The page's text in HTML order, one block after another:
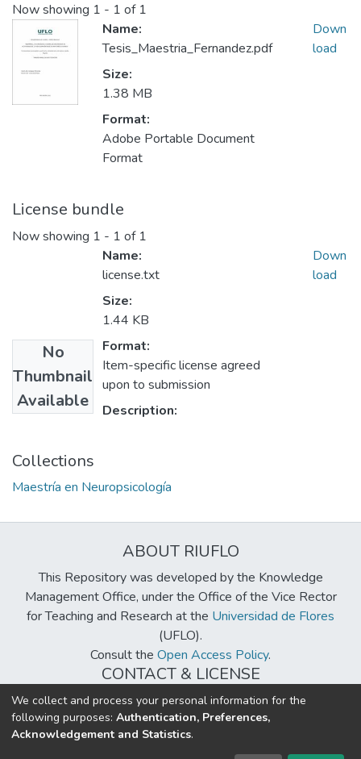
Now showing 1 - 1 of 1
Name:
Tesis_Maestria_Fernandez.pdf
Size:
1.38 MB
Format:
Adobe Portable Document
Format
Down
load
License bundle
Now showing 1 - 1 of 1
No
Thumbnail
Available
Name:
license.txt
Size:
1.44 KB
Format:
Item-specific license agreed
upon to submission
Description:
Down
load
Collections
Maestría en Neuropsicología
ABOUT RIUFLO
This Repository was developed by the Knowledge
Management Office, under the Office of the Vice Rector
for Teaching and Research at the Universidad de Flores
(UFLO).
Consult the Open Access Policy.
CONTACT & LICENSE
biblioteca@uflouniversidad.edu.ar
Creative Commons LicenseBY-NC-ND 4.0
We collect and process your personal information for the
following purposes: Authentication, Preferences,
Acknowledgement and Statistics.